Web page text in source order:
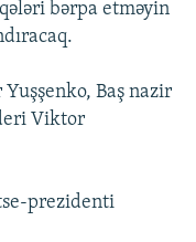
bərpa etməyin
Baş nazir
Viktor
prezidenti